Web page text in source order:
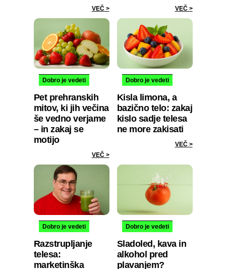
VEČ > VEČ >
Dobro je vedeti
Pet prehranskih
mitov, ki jih večina
še vedno verjame
– in zakaj se
motijo
VEČ >
Dobro je vedeti
Kisla limona, a
bazično telo: zakaj
kislo sadje telesa
ne more zakisati
VEČ >
Dobro je vedeti
Razstrupljanje
telesa:
marketinška
Dobro je vedeti
Sladoled, kava in
alkohol pred
plavanjem?